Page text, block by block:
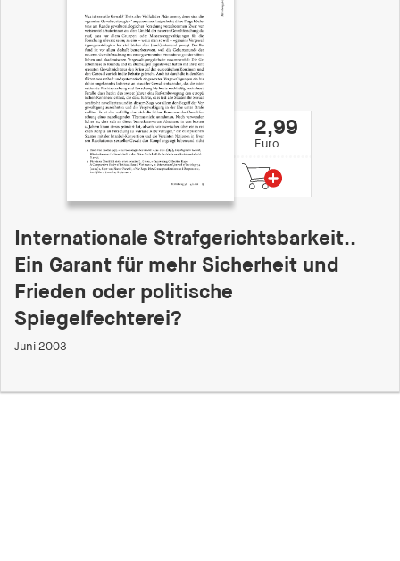
2,99
Euro
Internationale Strafgerichtsbarkeit..
Ein Garant für mehr Sicherheit und
Frieden oder politische
Spiegelfechterei?
Juni 2003